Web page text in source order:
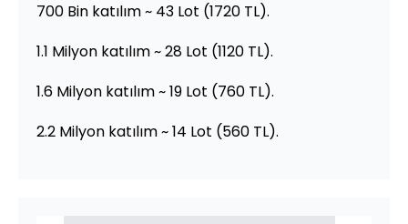
700 Bin katılım ~ 43 Lot (1720 TL).
1.1 Milyon katılım ~ 28 Lot (1120 TL).
1.6 Milyon katılım ~ 19 Lot (760 TL).
2.2 Milyon katılım ~ 14 Lot (560 TL).